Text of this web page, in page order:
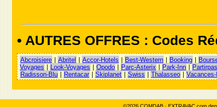
• AUTRES OFFRES : Codes
Abcroisiere Abritel Accor-Hotels Best-Western Booking
Voyages
Look-Voyages Opodo Parc-Asterix Park-Inn
Radisson-Blu
Rentacar Skiplanet Swiss Thalasseo